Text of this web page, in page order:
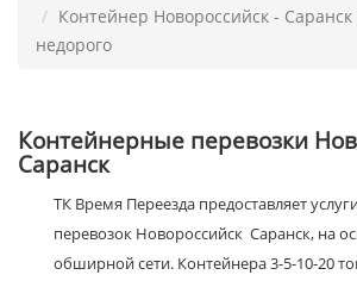
Контейнер Новороссийск - Саранск
недорого
Контейнерные перевозки
Саранск
ТК Время Переезда предоставляет
перевозок Новороссийск Саранск, на
обширной сети. Контейнера 3-5-10-20